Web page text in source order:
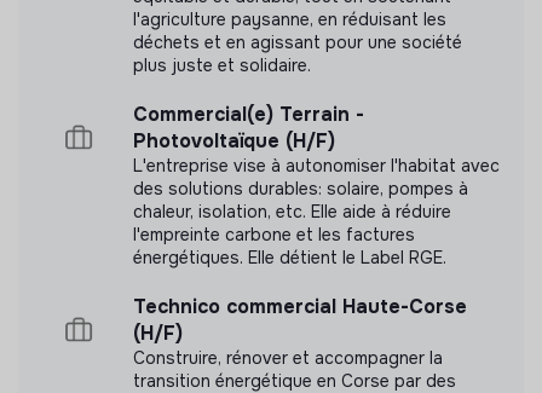
Documents
N'a pas encore communiqué de documents de
transparence
l'agriculture paysanne, en réduisant les
déchets et en agissant pour une société
plus juste et solidaire.
Commercial(e) Terrain -
Photovoltaïque (H/F)
L'entreprise vise à autonomiser l'habitat avec
des solutions durables: solaire, pompes à
chaleur, isolation, etc. Elle aide à réduire
l'empreinte carbone et les factures
énergétiques. Elle détient le Label RGE.
Technico commercial Haute-Corse
(H/F)
Construire, rénover et accompagner la
transition énergétique en Corse par des